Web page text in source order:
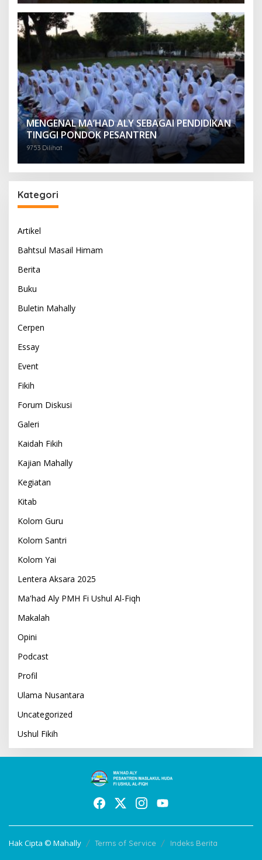
MENGENAL MA’HAD ALY SEBAGAI PENDIDIKAN
TINGGI PONDOK PESANTREN
9753 Dilihat
Kategori
Artikel
Bahtsul Masail Himam
Berita
Buku
Buletin Mahally
Cerpen
Essay
Event
Fikih
Forum Diskusi
Galeri
Kaidah Fikih
Kajian Mahally
Kegiatan
Kitab
Kolom Guru
Kolom Santri
Kolom Yai
Lentera Aksara 2025
Ma'had Aly PMH Fi Ushul Al-Fiqh
Makalah
Opini
Podcast
Profil
Ulama Nusantara
Uncategorized
Ushul Fikih
Hak Cipta © Mahally Terms of Service Indeks Berita